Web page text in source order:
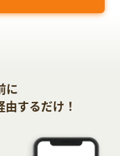
に
するだけ！